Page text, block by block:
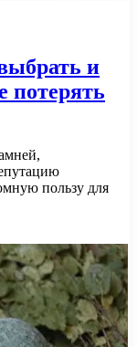
и
потерять
пользу для